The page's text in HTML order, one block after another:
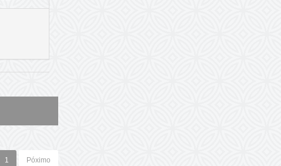
1 Póximo